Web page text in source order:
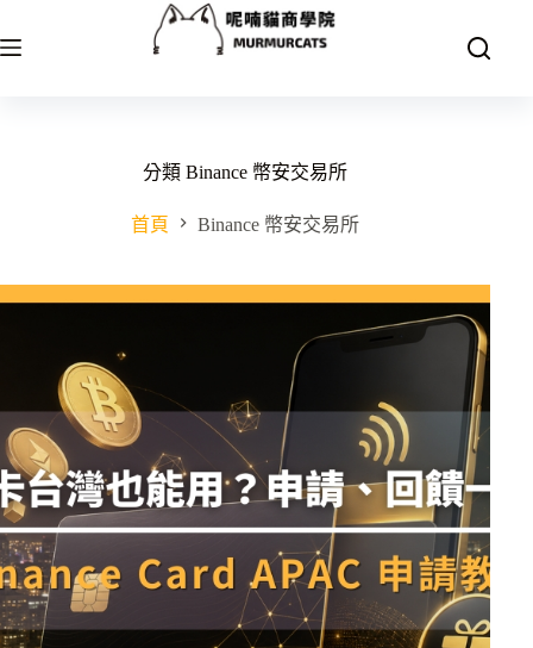
至
分類 Binance 幣安交易所
首頁 Binance 幣安交易所